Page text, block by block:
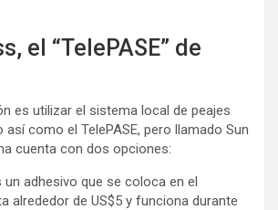
el “TelePASE” de
es utilizar el sistema local de peajes
como el TelePASE, pero llamado Sun
cuenta con dos opciones:
un adhesivo que se coloca en el
alrededor de US$5 y funciona durante